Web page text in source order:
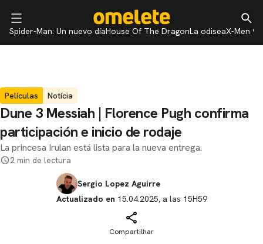
Spider-Man: Un nuevo díaHouse Of The DragonLa odiseaX-Men 97
Películas Notícia
Dune 3 Messiah | Florence Pugh confirma
participación e inicio de rodaje
La princesa Irulan está lista para la nueva entrega.
2 min de lectura
Sergio Lopez Aguirre
Actualizado en 15.04.2025, a las 15H59
Compartilhar